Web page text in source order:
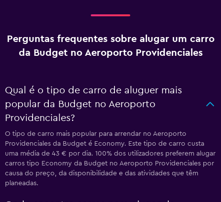
Perguntas frequentes sobre alugar um carro
da Budget no Aeroporto Providenciales
Qual é o tipo de carro de aluguer mais
popular da Budget no Aeroporto
Providenciales?
O tipo de carro mais popular para arrendar no Aeroporto
Providenciales da Budget é Economy. Este tipo de carro custa
uma média de 43 € por dia. 100% dos utilizadores preferem alugar
carros tipo Economy da Budget no Aeroporto Providenciales por
causa do preço, da disponibilidade e das atividades que têm
planeadas.